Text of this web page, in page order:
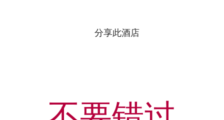
分享此酒店